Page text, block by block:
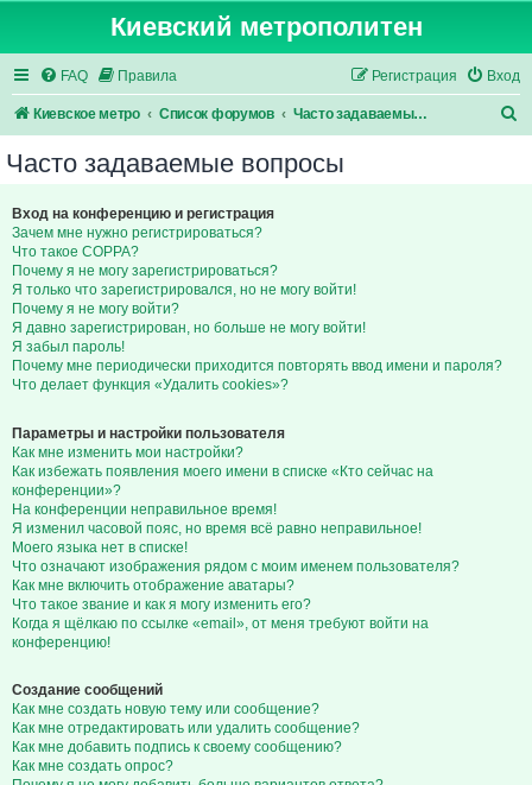
Киевский метрополитен
FAQ Правила Вход
Регистрация
Киевское метро Список форумов Часто задаваемые вопросы
Часто задаваемые вопросы
Вход на конференцию и регистрация
Зачем мне нужно регистрироваться?
Что такое COPPA?
Почему я не могу зарегистрироваться?
Я только что зарегистрировался, но не могу войти!
Почему я не могу войти?
Я давно зарегистрирован, но больше не могу войти!
Я забыл пароль!
Почему мне периодически приходится повторять ввод имени и пароля?
Что делает функция «Удалить cookies»?
Параметры и настройки пользователя
Как мне изменить мои настройки?
Как избежать появления моего имени в списке «Кто сейчас на
конференции»?
На конференции неправильное время!
Я изменил часовой пояс, но время всё равно неправильное!
Моего языка нет в списке!
Что означают изображения рядом с моим именем пользователя?
Как мне включить отображение аватары?
Что такое звание и как я могу изменить его?
Когда я щёлкаю по ссылке «email», от меня требуют войти на
конференцию!
Создание сообщений
Как мне создать новую тему или сообщение?
Как мне отредактировать или удалить сообщение?
Как мне добавить подпись к своему сообщению?
Как мне создать опрос?